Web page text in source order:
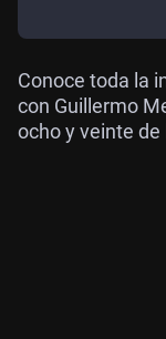
Conoce toda la
con Guillermo
ocho y veinte de